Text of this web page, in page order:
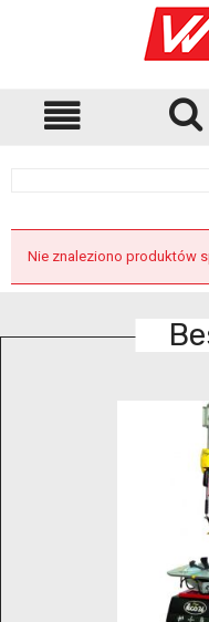
Nie znaleziono produktów